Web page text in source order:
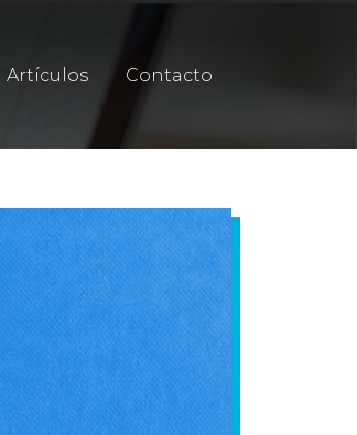
Artículos Contacto